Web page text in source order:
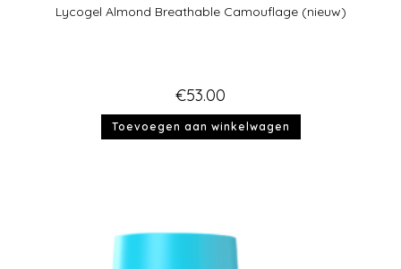
Lycogel Almond Breathable Camouflage (nieuw)
€53.00
Toevoegen aan winkelwagen